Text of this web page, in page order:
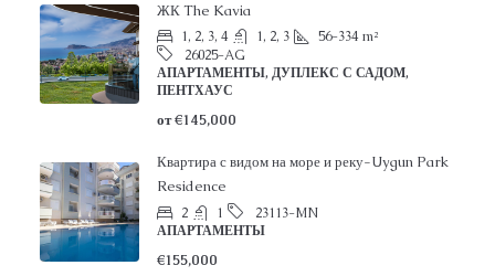
ЖК The Kavia
1, 2, 3, 4 1, 2, 3 56-334 m²
26025-AG
АПАРТАМЕНТЫ, ДУПЛЕКС С САДОМ,
ПЕНТХАУС
от€145,000
Квартира с видом на море и реку-Uygun Park
Residence
2 1
23113-MN
АПАРТАМЕНТЫ
€155,000